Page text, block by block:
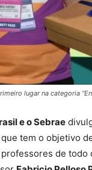
lugar na categoria
e o Sebrae
que tem o objetivo
de todo